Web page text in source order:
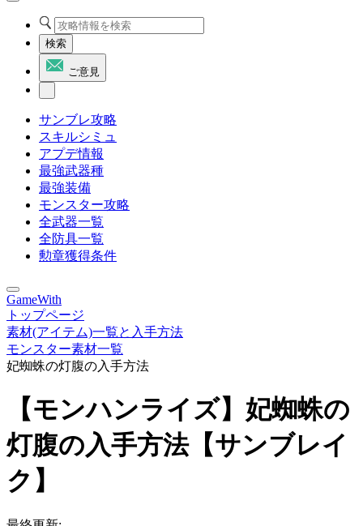
検索
ご意見
サンブレ攻略
スキルシミュ
アプデ情報
最強武器種
最強装備
モンスター攻略
全武器一覧
全防具一覧
勲章獲得条件
GameWith
トップページ
素材(アイテム)一覧と入手方法
モンスター素材一覧
妃蜘蛛の灯腹の入手方法
【モンハンライズ】妃蜘蛛の
灯腹の入手方法【サンブレイ
ク】